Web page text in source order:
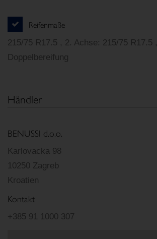
Reifenmaße
215/75 R17.5 , 2. Achse: 215/75 R17.5 ,
Doppelbereifung
Händler
BENUSSI d.o.o.
Karlovacka 98
10250 Zagreb
Kroatien
Kontakt
+385 91 1000 307